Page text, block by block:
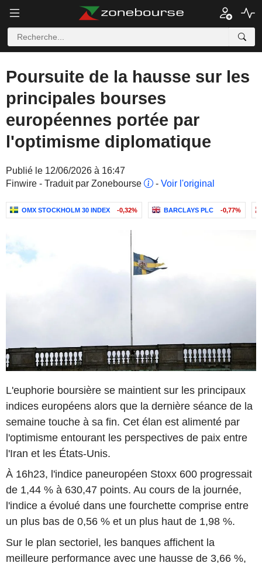
Poursuite de la hausse sur les
principales bourses
européennes portée par
l'optimisme diplomatique
Publié le 12/06/2026 à 16:47
Finwire - Traduit par Zonebourse
- Voir l'original
OMX STOCKHOLM 30 INDEX -0,32% BARCLAYS PLC -0,77%
L'euphorie boursière se maintient sur les principaux
indices européens alors que la dernière séance de la
semaine touche à sa fin. Cet élan est alimenté par
l'optimisme entourant les perspectives de paix entre
l'Iran et les États-Unis.
À 16h23, l'indice paneuropéen Stoxx 600 progressait
de 1,44 % à 630,47 points. Au cours de la journée,
l'indice a évolué dans une fourchette comprise entre
un plus bas de 0,56 % et un plus haut de 1,98 %.
Sur le plan sectoriel, les banques affichent la
meilleure performance avec une hausse de 3,66 %,